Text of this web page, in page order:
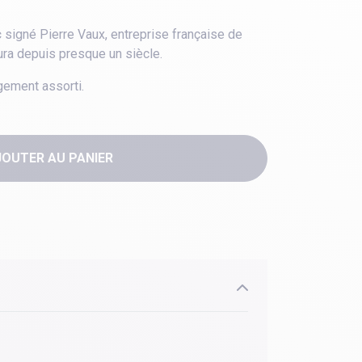
signé Pierre Vaux, entreprise française de
depuis presque un siècle.
assorti.
AU PANIER